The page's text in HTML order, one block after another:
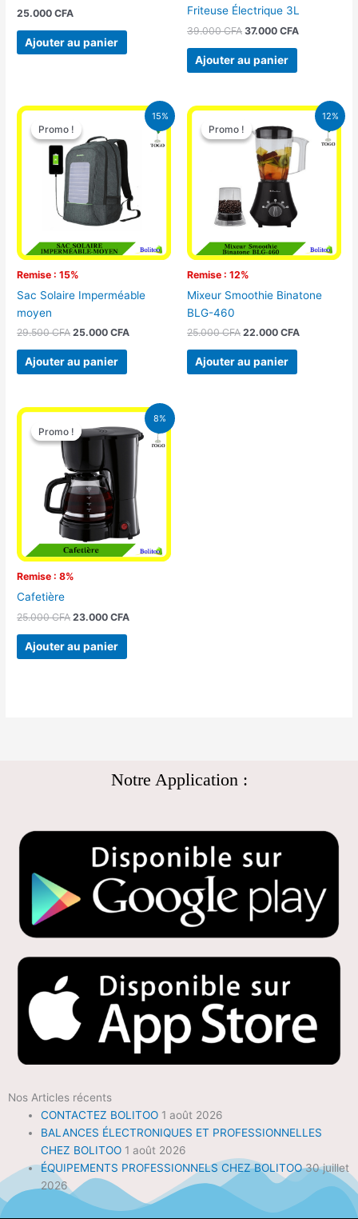
25.000CFA
Ajouter au panier
Friteuse Électrique 3L
39.000CFA 37.000 CFA
Ajouter au panier
15%
Promo !
Remise : 15%
Promo !
Sac Solaire Imperméable
moyen
29.500CFA
Le
prix
initial
était :
29.500 CFA.
25.000CFA
Le
prix
actuel
Ajouter au panier
12%
Promo !
Remise : 12%
Promo !
Mixeur Smoothie Binatone
BLG-460
25.000CFA
Le
prix
initial
était :
25.000 CFA.
22.000 CFA
Le
prix
actuel
est :
Ajouter au panier
8%
Promo !
Remise : 8%
Promo !
Cafetière
25.000CFA
Le
prix
initial
25.000 CFA.
23.000CFA
Le
prix
actuel
est :
23.000 CFA.
Ajouter au panier
Notre Application :
Nos Articles récents
CONTACTEZ BOLITOO 1 août 2026
BALANCES ÉLECTRONIQUES ET PROFESSIONNELLES
CHEZ BOLITOO 1 août 2026
ÉQUIPEMENTS PROFESSIONNELS CHEZ BOLITOO 30 juillet
2026